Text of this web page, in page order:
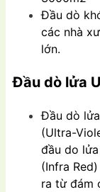
Đầu dò
các nhà
lớn.
Đầu dò lửa
Đầu dò
(Ultra-
đầu do
(Infra
ra từ đám